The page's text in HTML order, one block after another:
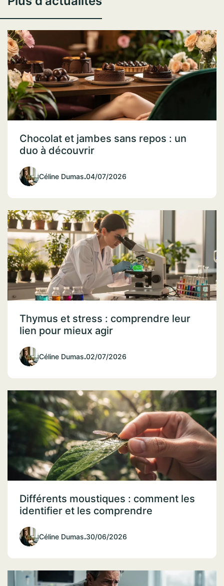
Chocolat et jambes sans repos : un
duo à découvrir
Céline Dumas.04/07/2026
Thymus et stress : comprendre leur
lien pour mieux agir
Céline Dumas.02/07/2026
Différents moustiques : comment les
identifier et les comprendre
Céline Dumas.30/06/2026